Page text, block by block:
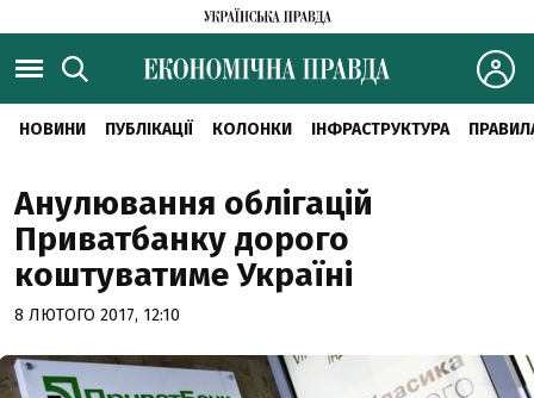
НОВИНИ ПУБЛІКАЦІЇ КОЛОНКИ ІНФРАСТРУКТУРА
Анулювання облігацій
Приватбанку дорого
коштуватиме Україні
8 ЛЮТОГО 2017, 12:10